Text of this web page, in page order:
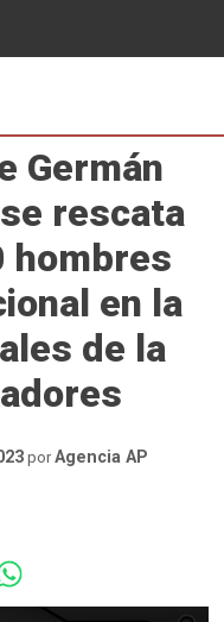
Germán
rescata
hombres
en la
de la
por Agencia AP